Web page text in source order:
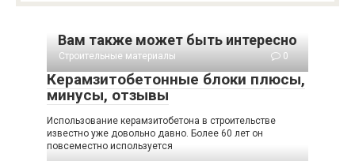
Вам также может быть интересно
Строительные материалы 0
Керамзитобетонные блоки плюсы,
минусы, отзывы
Использование керамзитобетона в строительстве
известно уже довольно давно. Более 60 лет он
повсеместно используется